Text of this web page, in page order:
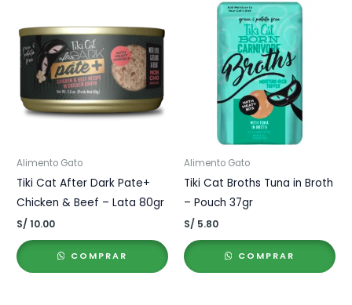
Alimento Gato
Tiki Cat After Dark Pate+
Chicken & Beef – Lata 80gr
S/ 10.00
COMPRAR
Alimento Gato
Tiki Cat Broths Tuna in Broth
– Pouch 37gr
S/ 5.80
COMPRAR